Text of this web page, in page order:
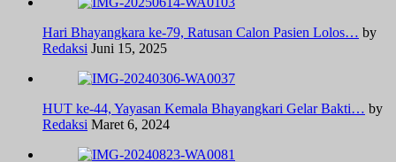
Hari Bhayangkara ke-79, Ratusan Calon Pasien Lolos… by
Redaksi Juni 15, 2025
HUT ke-44, Yayasan Kemala Bhayangkari Gelar Bakti… by
Redaksi Maret 6, 2024